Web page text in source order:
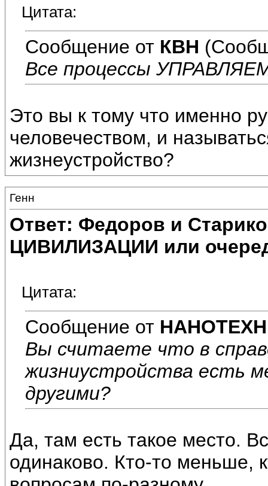
Цитата:
Сообщение от КВН
Все процессы
Это вы к тому что именно
человечеством, и
жизнеустройство?
Генн
Ответ: Федоров и
ЦИВИЛИЗАЦИИ или
Цитата:
Сообщение от
Вы считаете что в
жизниустройства есть
другими?
Да, там есть такое место.
одинаково. Кто-то меньше,